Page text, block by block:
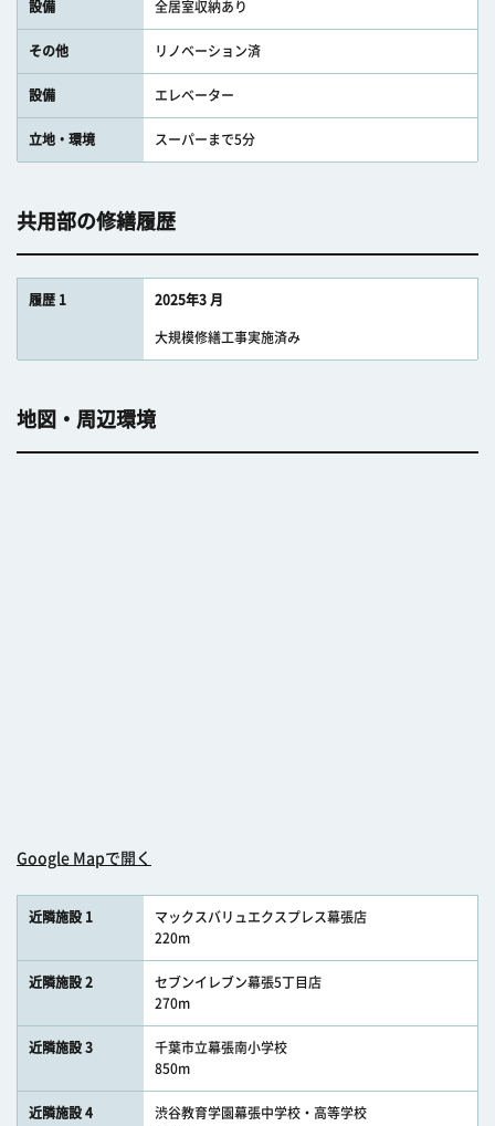
設備 全居室収納あり
その他 リノベーション済
設備 エレベーター
立地・環境 スーパーまで5分
共用部の修繕履歴
履歴 1 2025年3 月
大規模修繕工事実施済み
地図・周辺環境
Google Mapで開く
近隣施設 1
マックスバリュエクスプレス幕張店
220m
近隣施設 2
セブンイレブン幕張5丁目店
270m
近隣施設 3
千葉市立幕張南小学校
850m
近隣施設 4
渋谷教育学園幕張中学校・高等学校